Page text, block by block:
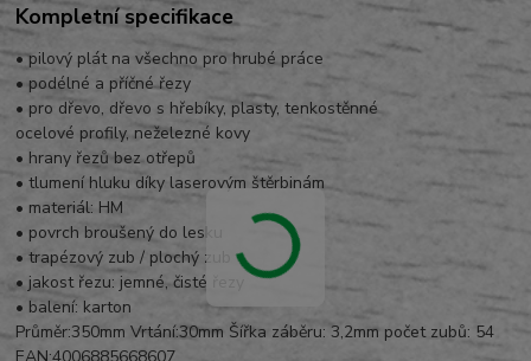
Kompletní specifikace
• pilový plát na všechno pro hrubé práce
• podélné a příčné řezy
• pro dřevo, dřevo s hřebíky, plasty, tenkostěnné
ocelové profily, neželezné kovy
• hrany řezů bez otřepů
• tlumení hluku díky laserovým štěrbinám
• materiál: HM
• povrch broušený do lesku
• trapézový zub / plochý zub
• jakost řezu: jemné, čisté řezy
• balení: karton
Průměr:350mm Vrtání:30mm Šířka záběru: 3,2mm počet zubů: 54